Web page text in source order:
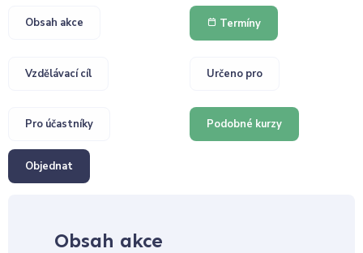
Obsah akce Termíny
Vzdělávací cíl Určeno pro
Pro účastníky Podobné kurzy
Objednat
Obsah akce